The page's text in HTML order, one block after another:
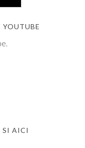
YOUTUBE
SI AICI